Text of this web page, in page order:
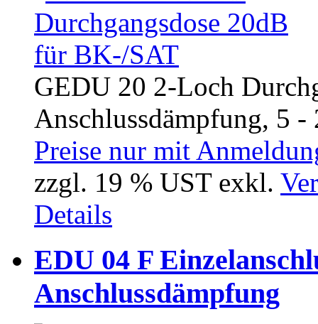
GEDU 20 2-Loch
Anschlussdämpfung, 5
Preise nur mit
zzgl. 19 % UST exkl.
Details
EDU 04 F
Anschlussdämpfung